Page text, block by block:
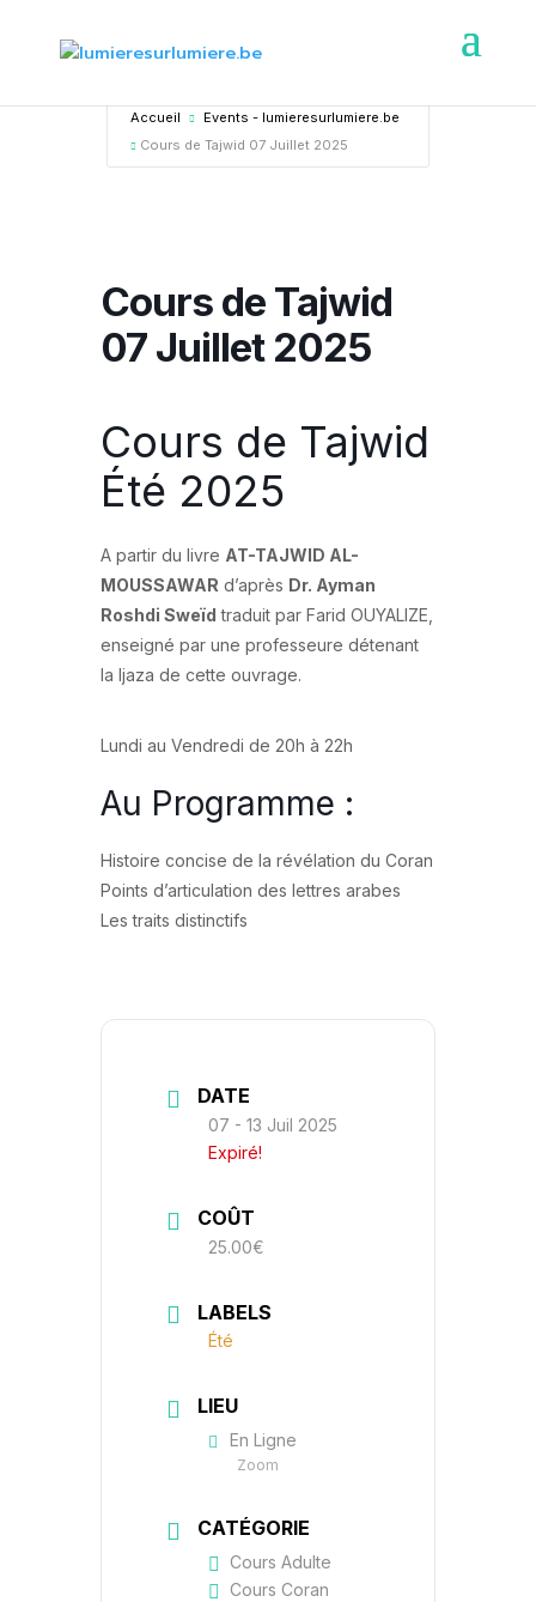
Accueil
Events - lumieresurlumiere.be
Cours de Tajwid 07 Juillet 2025
Cours de Tajwid
07 Juillet 2025
Cours de Tajwid
Été 2025
A partir du livre AT-TAJWID AL-
MOUSSAWAR d’après Dr. Ayman
Roshdi Sweïd traduit par Farid OUYALIZE,
enseigné par une professeure détenant
la Ijaza de cette ouvrage.
Lundi au Vendredi de 20h à 22h
Au Programme :
Histoire concise de la révélation du Coran
Points d’articulation des lettres arabes
Les traits distinctifs
DATE
07 - 13 Juil 2025
Expiré!
COÛT
25.00€
LABELS
Été
LIEU
En Ligne
Zoom
CATÉGORIE
Cours Adulte
Cours Coran